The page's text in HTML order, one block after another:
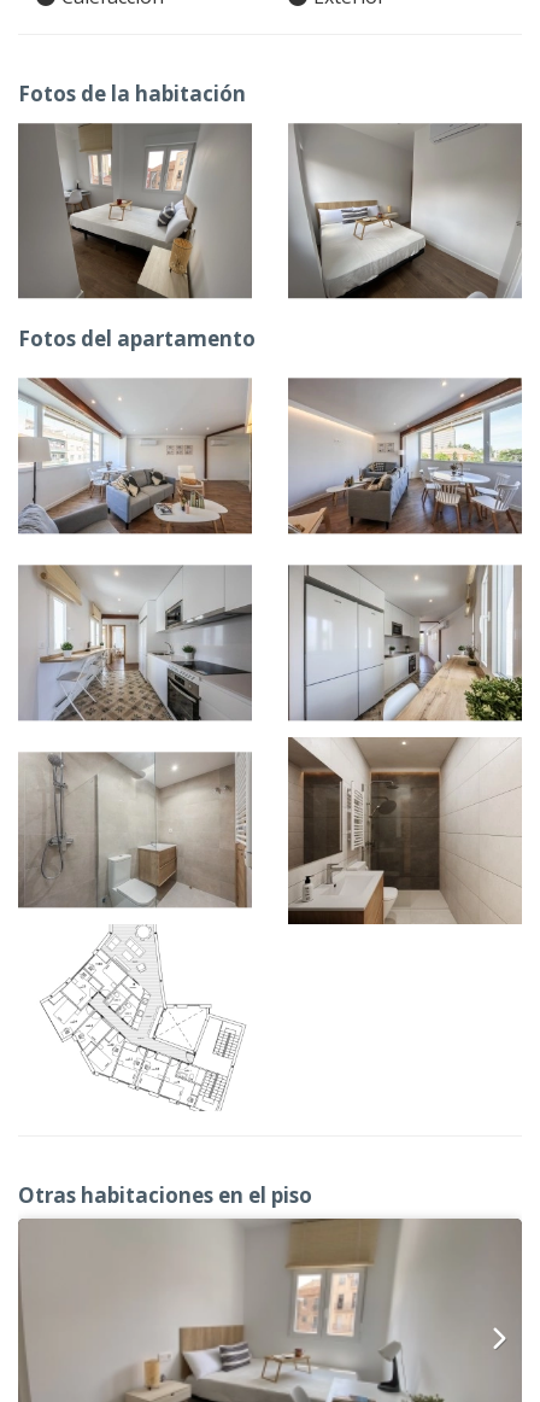
Fotos de la habitación
Fotos del apartamento
Otras habitaciones en el piso